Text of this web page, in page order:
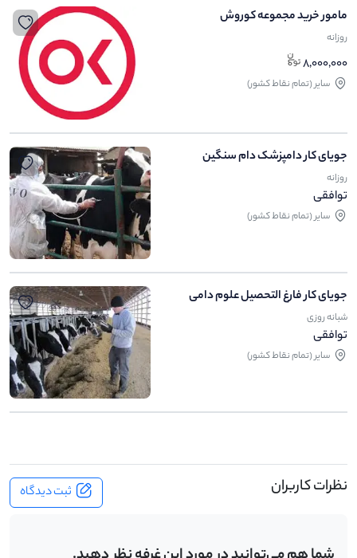
مامور خرید مجموعه کوروش
روزانه
8,000,000
ساير (تمام نقاط کشور)
جویای کار دامپزشک دام سنگین
روزانه
توافقی
ساير (تمام نقاط کشور)
جویای کار فارغ التحصیل علوم دامی
شبانه روزی
توافقی
ساير (تمام نقاط کشور)
نظرات کاربران ثبت دیدگاه